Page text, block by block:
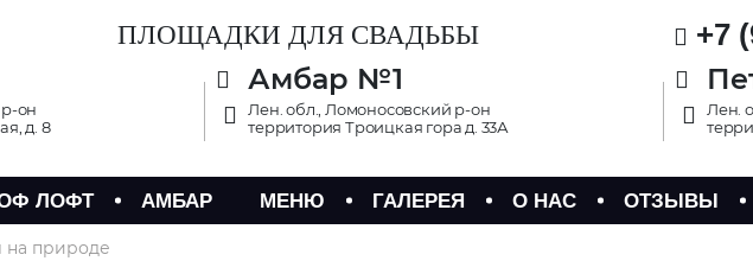
ПЛОЩАДКИ ДЛЯ СВАДЬБЫ +7
он
д. 8
Амбар №1
Лен. обл., Ломоносовский р-он
территория Троицкая гора д. 33А
Лен.
ЛОФТ АМБАР МЕНЮ ГАЛЕРЕЯ О НАС ОТЗЫВЫ
на природе